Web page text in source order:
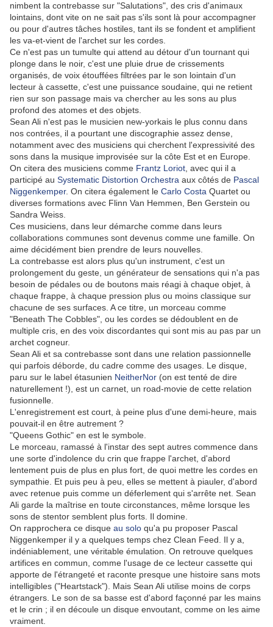
nimbent la contrebasse sur "Salutations", des cris d'animaux
lointains, dont vite on ne sait pas s'ils sont là pour accompagner
ou pour d'autres tâches hostiles, tant ils se fondent et amplifient
les va-et-vient de l'archet sur les cordes.
Ce n'est pas un tumulte qui attend au détour d'un tournant qui
plonge dans le noir, c'est une pluie drue de crissements
organisés, de voix étouffées filtrées par le son lointain d'un
lecteur à cassette, c'est une puissance soudaine, qui ne retient
rien sur son passage mais va chercher au les sons au plus
profond des atomes et des objets.
Sean Ali n'est pas le musicien new-yorkais le plus connu dans
nos contrées, il a pourtant une discographie assez dense,
notamment avec des musiciens qui cherchent l'expressivité des
sons dans la musique improvisée sur la côte Est et en Europe.
On citera des musiciens comme Frantz Loriot , avec qui il a
participé au Systematic Distortion Orchestra aux côtés de Pascal
Niggenkemper. On citera également le Carlo Costa Quartet ou
diverses formations avec Flinn Van Hemmen, Ben Gerstein ou
Sandra Weiss.
Ces musiciens, dans leur démarche comme dans leurs
collaborations communes sont devenus comme une famille. On
aime décidément bien prendre de leurs nouvelles.
La contrebasse est alors plus qu'un instrument, c'est un
prolongement du geste, un générateur de sensations qui n'a pas
besoin de pédales ou de boutons mais réagi à chaque objet, à
chaque frappe, à chaque pression plus ou moins classique sur
chacune de ses surfaces. A ce titre, un morceau comme
"Beneath The Cobbles", ou les cordes se dédoublent en de
multiple cris, en des voix discordantes qui sont mis au pas par un
archet cogneur.
Sean Ali et sa contrebasse sont dans une relation passionnelle
qui parfois déborde, du cadre comme des usages. Le disque,
paru sur le label étasunien NeitherNor (on est tenté de dire
naturellement !), est un carnet, un road-movie de cette relation
fusionnelle.
L'enregistrement est court, à peine plus d'une demi-heure, mais
pouvait-il en être autrement ?
"Queens Gothic" en est le symbole.
Le morceau, ramassé à l'instar des sept autres commence dans
une sorte d'indolence du crin que frappe l'archet, d'abord
lentement puis de plus en plus fort, de quoi mettre les cordes en
sympathie. Et puis peu à peu, elles se mettent à piauler, d'abord
avec retenue puis comme un déferlement qui s'arrête net. Sean
Ali garde la maîtrise en toute circonstances, même lorsque les
sons de stentor semblent plus forts. Il domine.
On rapprochera ce disque au solo qu'a pu proposer Pascal
Niggenkemper il y a quelques temps chez Clean Feed. Il y a,
indéniablement, une véritable émulation. On retrouve quelques
artifices en commun, comme l'usage de ce lecteur cassette qui
apporte de l'étrangeté et raconte presque une histoire sans mots
intelligibles ("Heartstack"). Mais Sean Ali utilise moins de corps
étrangers. Le son de sa basse est d'abord façonné par les mains
et le crin ; il en découle un disque envoutant, comme on les aime
vraiment.